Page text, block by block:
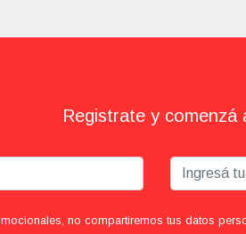
Registrate y comenzá
no compartiremos tus datos